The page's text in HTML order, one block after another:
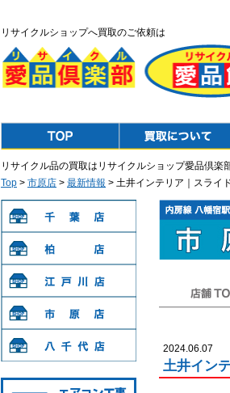
リサイクルショップへ買取のご依頼は
リサイクル品の買取はリサイクルショップ愛品倶楽
Top > 市原店 > 最新情報 > 土井インテリア｜スライ
2024.06.07
土井イン